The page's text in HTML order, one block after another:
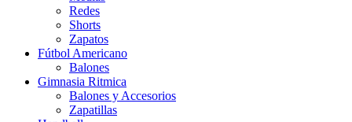
Redes
Shorts
Zapatos
Fútbol Americano
Balones
Gimnasia Ritmica
Balones y Accesorios
Zapatillas